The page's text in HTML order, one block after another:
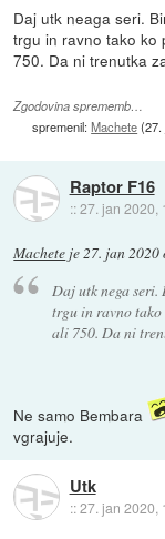
Daj utk neaga seri.
trgu in ravno tako ko
750. Da ni trenutka
Zgodovina sprememb…
spremenil:Machete(27.
Raptor F16
::27. jan 2020,
Machete je27. jan 2020
Daj utk nega
trgu in ravno tako
ali 750. Da ni
Ne samo Bembara
vgrajuje.
Utk
::27. jan 2020,